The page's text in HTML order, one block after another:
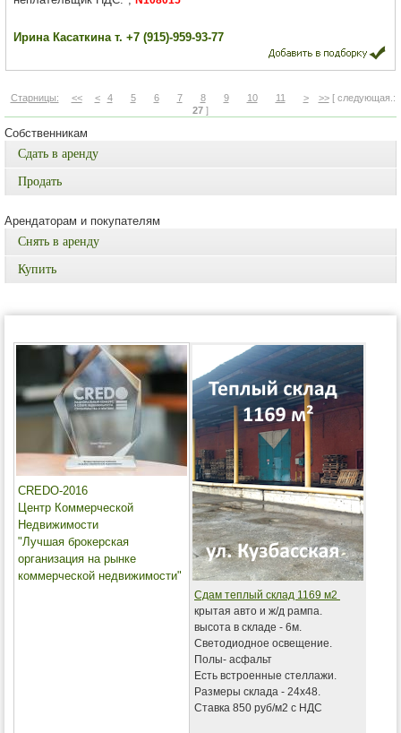
Ирина Касаткина т. +7 (915)-959-93-77
Старницы: << < 4 5 6 7 8 9 10 11 > >>[ следующая.:
27 ]
Собственникам
Сдать в аренду
Продать
Арендаторам и покупателям
Снять в аренду
Купить
CREDO-2016
Центр Коммерческой
Недвижимости
"Лучшая брокерская
организация на рынке
коммерческой недвижимости"
Сдам теплый склад 1169 м2
крытая авто и ж/д рампа.
высота в складе - 6м.
Светодиодное освещение.
Полы- асфальт
Есть встроенные стеллажи.
Размеры склада - 24х48.
Ставка 850 руб/м2 с НДС